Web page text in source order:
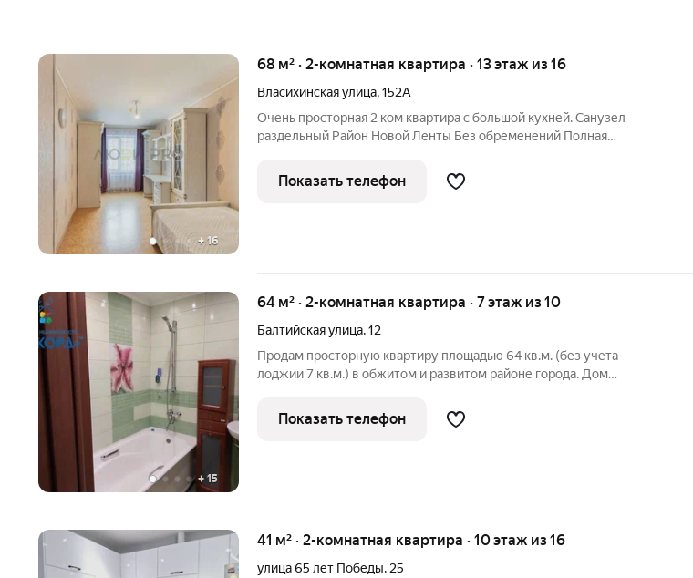
+ 16
68 м² · 2-комнатная квартира · 13 этаж из 16
Власихинская улица,152А
Очень просторная 2 ком квартира с большой кухней. Санузел
раздельный Район Новой Ленты Без обременений Полная
Показать телефон
+ 15
64 м² · 2-комнатная квартира · 7 этаж из 10
Балтийская улица,12
Продам просторную квартиру площадью 64 кв.м. (без учета
лоджии 7 кв.м.) в обжитом и развитом районе города. Дом
Инициатива". В квартире выполнен качественный ремонт, что
позволит вам сразу же
Показать телефон
41 м² · 2-комнатная квартира · 10 этаж из 16
улица 65 лет Победы, 25